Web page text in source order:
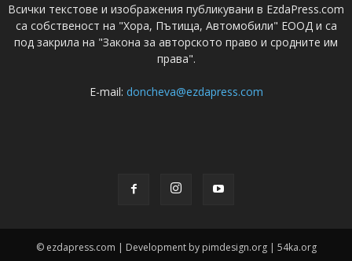
Всички текстове и изображения публикувани в EzdaPress.com
са собственост на "Хора, Пътища, Автомобили" ЕООД и са
под закрила на "Закона за авторското право и сродните им
права".
E-mail: doncheva@ezdapress.com
© ezdapress.com | Development by pimdesign.org | 54ka.org